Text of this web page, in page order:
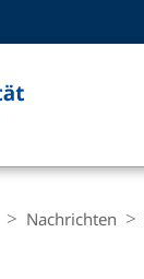
Nachrichten